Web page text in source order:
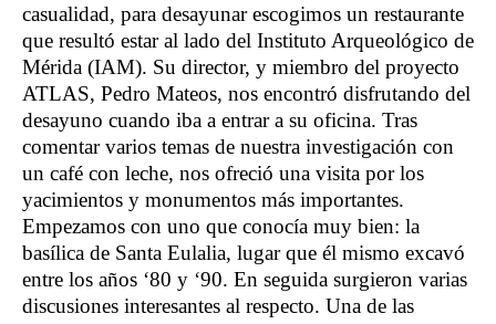
casualidad, para desayunar escogimos un restaurante
que resultó estar al lado del Instituto Arqueológico de
Mérida (IAM). Su director, y miembro del proyecto
ATLAS, Pedro Mateos, nos encontró disfrutando del
desayuno cuando iba a entrar a su oficina. Tras
comentar varios temas de nuestra investigación con
un café con leche, nos ofreció una visita por los
yacimientos y monumentos más importantes.
Empezamos con uno que conocía muy bien: la
basílica de Santa Eulalia, lugar que él mismo excavó
entre los años ‘80 y ‘90. En seguida surgieron varias
discusiones interesantes al respecto. Una de las